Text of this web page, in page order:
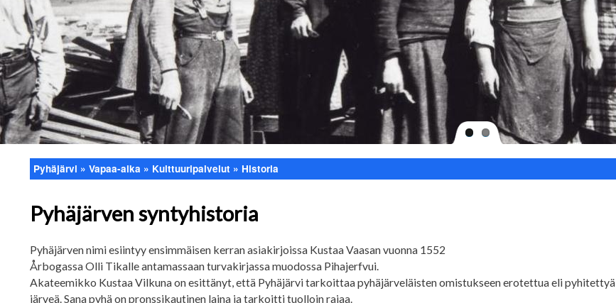
Murupolku
Pyhäjärvi Vapaa-aika Kulttuuripalvelut Historia
Pyhäjärven syntyhistoria
Pyhäjärven nimi esiintyy ensimmäisen kerran asiakirjoissa Kustaa Vaasan vuonna 1552
Årbogassa Olli Tikalle antamassaan turvakirjassa muodossa Pihajerfvui.
Akateemikko Kustaa Vilkuna on esittänyt, että Pyhäjärvi tarkoittaa pyhäjärveläisten omistukseen erotettua eli pyhitettyä
järveä. Sana pyhä on pronssikautinen laina ja tarkoitti tuolloin rajaa.